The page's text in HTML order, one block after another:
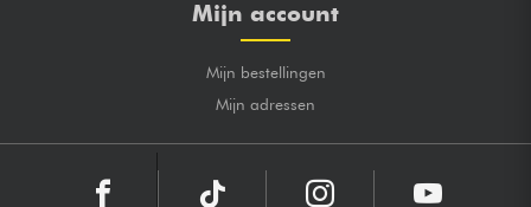
Mijn account
Mijn bestellingen
Mijn adressen